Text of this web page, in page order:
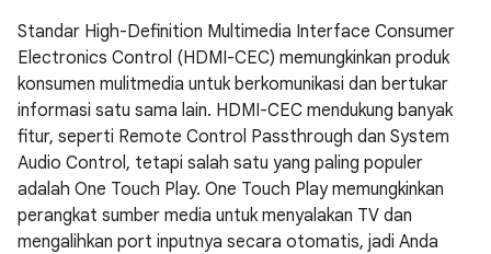
Standar High-Definition Multimedia Interface Consumer
Electronics Control (HDMI-CEC) memungkinkan produk
konsumen mulitmedia untuk berkomunikasi dan bertukar
informasi satu sama lain. HDMI-CEC mendukung banyak
fitur, seperti Remote Control Passthrough dan System
Audio Control, tetapi salah satu yang paling populer
adalah One Touch Play. One Touch Play memungkinkan
perangkat sumber media untuk menyalakan TV dan
mengalihkan port inputnya secara otomatis, jadi Anda